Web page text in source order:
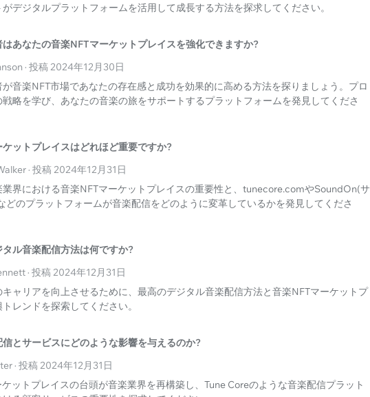
デジタルプラットフォームを活用して成長する方法を探求してください。
あなたの音楽NFTマーケットプレイスを強化できますか?
· 投稿 2024年12月30日
音楽NFT市場であなたの存在感と成功を効果的に高める方法を探りましょう。プロ
略を学び、あなたの音楽の旅をサポートするプラットフォームを発見してくださ
ットプレイスはどれほど重要ですか?
· 投稿 2024年12月31日
業界における音楽NFTマーケットプレイスの重要性と、tunecore.comやSoundOn(サ
どのプラットフォームが音楽配信をどのように変革しているかを発見してくださ
ル音楽配信方法は何ですか?
· 投稿 2024年12月31日
ャリアを向上させるために、最高のデジタル音楽配信方法と音楽NFTマーケットプ
レンドを探索してください。
とサービスにどのような影響を与えるのか?
· 投稿 2024年12月31日
ットプレイスの台頭が音楽業界を再構築し、Tune Coreのような音楽配信プラット